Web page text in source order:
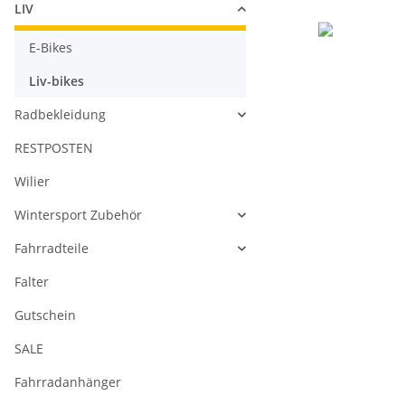
LIV
E-Bikes
Liv-bikes
Radbekleidung
RESTPOSTEN
Wilier
Wintersport Zubehör
Fahrradteile
Falter
Gutschein
SALE
Fahrradanhänger